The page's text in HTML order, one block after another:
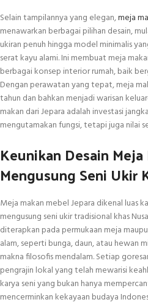
Selain tampilannya yang elegan,meja
menawarkan berbagai pilihan desain,
ukiran penuh hingga model minimalis
serat kayu alami. Ini membuat meja
berbagai konsep interior rumah, baik
Dengan perawatan yang tepat, meja
tahun dan bahkan menjadi warisan
makan dari Jepara adalah investasi
mengutamakan fungsi, tetapi juga nilai
Keunikan Desain
Mengusung Seni Ukir
Meja makan mebel Jepara dikenal luas
mengusung seni ukir tradisional khas
diterapkan pada permukaan meja
alam, seperti bunga, daun, atau hewan
makna filosofis mendalam. Setiap
pengrajin lokal yang telah mewarisi
karya seni yang bukan hanya
mencerminkan kekayaan budaya